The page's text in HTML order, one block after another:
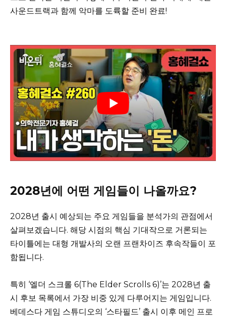
사운드트랙과 함께 악마를 도륙할 준비 완료!
2028년에 어떤 게임들이 나올까요?
2028년 출시 예상되는 주요 게임들을 분석가의 관점에서
살펴보겠습니다. 해당 시점의 핵심 기대작으로 거론되는
타이틀에는 대형 개발사의 오랜 프랜차이즈 후속작들이 포
함됩니다.
특히 ‘엘더 스크롤 6(The Elder Scrolls 6)’는 2028년 출
시 후보 목록에서 가장 비중 있게 다루어지는 게임입니다.
베데스다 게임 스튜디오의 ‘스타필드’ 출시 이후 메인 프로